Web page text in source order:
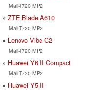
Mali-T720 MP2
ZTE Blade A610
Mali-T720 MP2
Lenovo Vibe C2
Mali-T720 MP2
Huawei Y6 II Compact
Mali-T720 MP2
Huawei Y5 II